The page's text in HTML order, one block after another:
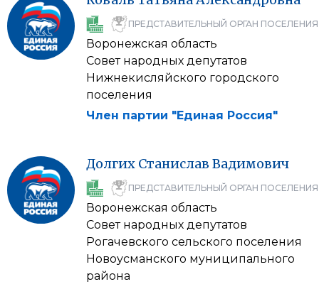
ПРЕДСТАВИТЕЛЬНЫЙ ОРГАН ПОСЕЛЕНИЯ
Воронежская область
Совет народных депутатов
Нижнекисляйского городского
поселения
Член партии "Единая Россия"
Долгих Станислав Вадимович
ПРЕДСТАВИТЕЛЬНЫЙ ОРГАН ПОСЕЛЕНИЯ
Воронежская область
Совет народных депутатов
Рогачевского сельского поселения
Новоусманского муниципального
района